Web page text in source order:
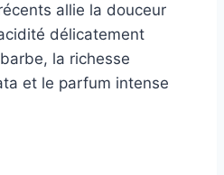
allie la douceur
délicatement
la richesse
et le parfum intense